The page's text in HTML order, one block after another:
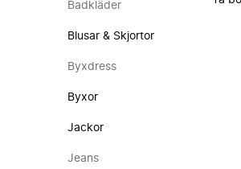
Badkläder
Blusar & Skjortor
Byxdress
Byxor
Jackor
Jeans